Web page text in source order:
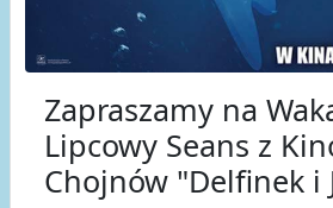
Zapraszamy na
Lipcowy Seans z
Chojnów "Delfinek i